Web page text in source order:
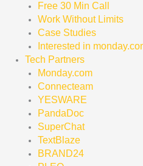
Free 30 Min Call
Work Without Limits
Case Studies
Interested in
Tech Partners
Monday.com
Connecteam
YESWARE
PandaDoc
SuperChat
TextBlaze
BRAND24